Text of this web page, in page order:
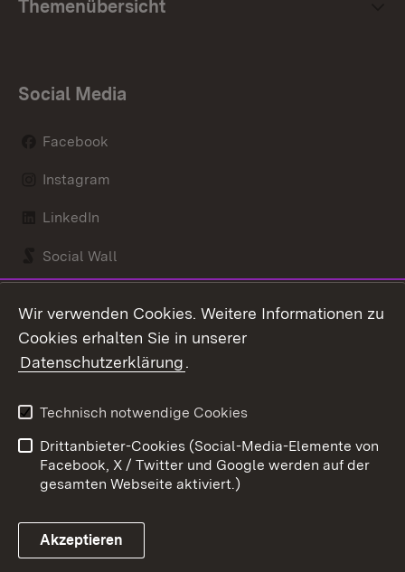
Themenübersicht
Social Media
Facebook
Instagram
LinkedIn
Social Wall
Link zum Landesportal
Kontakt
Barrierefreiheit
Impressum
Cookies
Wir verwenden Cookies. Weitere Informationen zu
Cookies erhalten Sie in unserer
Datenschutzerklärung.
Technisch notwendige Cookies
Drittanbieter-Cookies (Social-Media-Elemente von
Facebook, X / Twitter und Google werden auf der
gesamten Webseite aktiviert.)
Akzeptieren